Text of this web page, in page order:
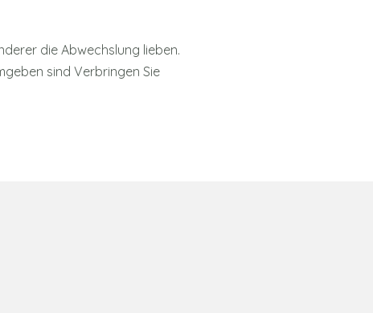
die Abwechslung lieben.
sind Verbringen Sie